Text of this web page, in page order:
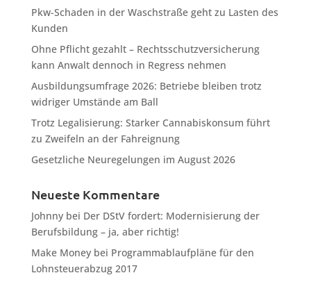
Pkw-Schaden in der Waschstraße geht zu Lasten des
Kunden
Ohne Pflicht gezahlt – Rechtsschutzversicherung
kann Anwalt dennoch in Regress nehmen
Ausbildungsumfrage 2026: Betriebe bleiben trotz
widriger Umstände am Ball
Trotz Legalisierung: Starker Cannabiskonsum führt
zu Zweifeln an der Fahreignung
Gesetzliche Neuregelungen im August 2026
Neueste Kommentare
Johnnybei Der DStV fordert: Modernisierung der
Berufsbildung – ja, aber richtig!
Make Moneybei Programmablaufpläne für den
Lohnsteuerabzug 2017